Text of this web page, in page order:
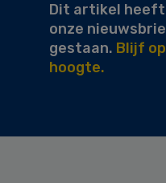
Dit artikel heeft
onze
gestaan. Blijf
hoogte.